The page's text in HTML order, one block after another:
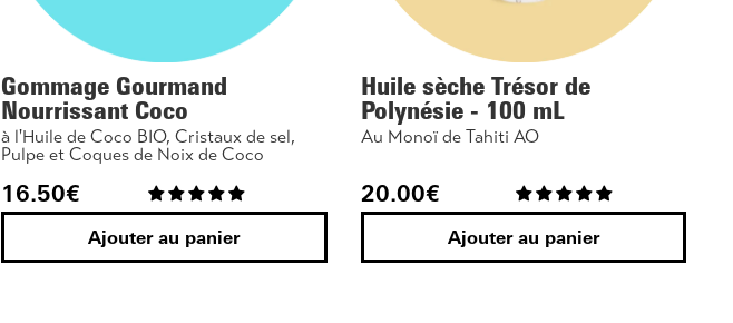
Gommage Gourmand
Nourrissant Coco
à l'Huile de Coco BIO, Cristaux de sel,
Pulpe et Coques de Noix de Coco
16.50€
Ajouter au panier
Huile sèche Trésor de
Polynésie - 100 mL
Au Monoï de Tahiti AO
20.00€
Ajouter au panier